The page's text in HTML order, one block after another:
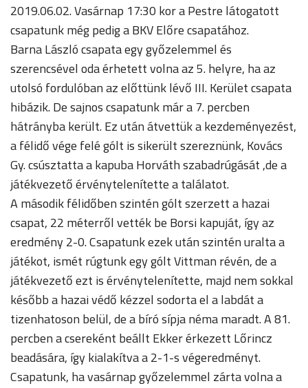
2019.06.02. Vasárnap 17:30 kor a Pestre látogatott
csapatunk még pedig a BKV Előre csapatához.
Barna László csapata egy győzelemmel és
szerencsével oda érhetett volna az 5. helyre, ha az
utolsó fordulóban az előttünk lévő III. Kerület csapata
hibázik. De sajnos csapatunk már a 7. percben
hátrányba került. Ez után átvettük a kezdeményezést,
a félidő vége felé gólt is sikerült szereznünk, Kovács
Gy. csúsztatta a kapuba Horváth szabadrúgását ,de a
játékvezető érvénytelenítette a találatot.
A második félidőben szintén gólt szerzett a hazai
csapat, 22 méterről vették be Borsi kapuját, így az
eredmény 2-0. Csapatunk ezek után szintén uralta a
játékot, ismét rúgtunk egy gólt Vittman révén, de a
játékvezető ezt is érvénytelenítette, majd nem sokkal
később a hazai védő kézzel sodorta el a labdát a
tizenhatoson belül, de a bíró sípja néma maradt. A 81.
percben a csereként beállt Ekker érkezett Lőrincz
beadására, így kialakítva a 2-1-s végeredményt.
Csapatunk, ha vasárnap győzelemmel zárta volna a